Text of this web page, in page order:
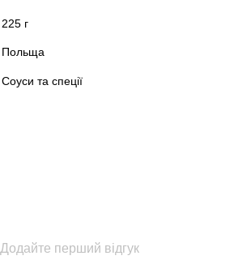
225 г
Польща
Соуси та спеції
Додайте перший відгук